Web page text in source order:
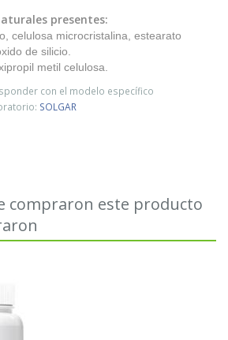
presentes:
celulosa microcristalina, estearato
de silicio.
metil celulosa.
con el modelo específico
SOLGAR
compraron este producto